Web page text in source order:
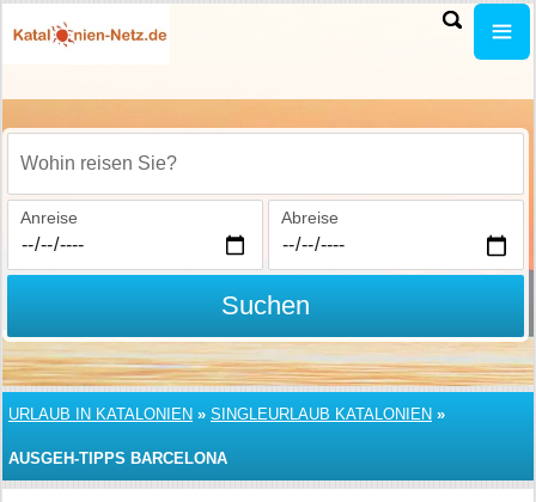
Wohin reisen Sie?
Anreise Abreise
Suchen
URLAUB IN KATALONIEN » SINGLEURLAUB KATALONIEN »
AUSGEH-TIPPS BARCELONA